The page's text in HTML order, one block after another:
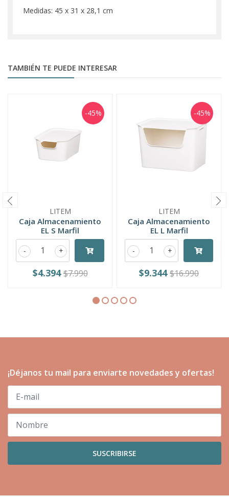
Medidas: 45 x 31 x 28,1 cm
TAMBIÉN TE PUEDE INTERESAR
-45%
LITEM
Caja Almacenamiento
EL S Marfil
+
-
$4.394 $7.990
-45%
LITEM
Caja Almacenamiento
EL L Marfil
+
-
$9.344 $16.990
¡Déjanos tu mail para enviarte novedades y ofertas!
SUSCRIBIRSE